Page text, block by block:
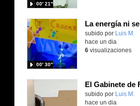
00′ 21″
Contenido educativo.
subido por Luis M.
00′ 30″
hace un dia
6visualizaciones
Contenido educativo.
subido por Luis M.
hace un dia